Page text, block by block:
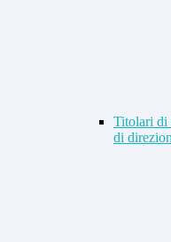
Titolari di
di